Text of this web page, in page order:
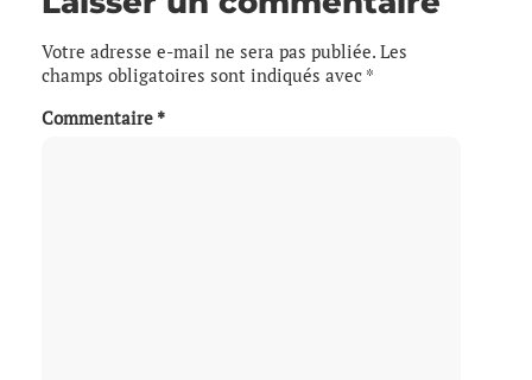
Votre adresse e-mail ne sera pas publiée. Les
champs obligatoires sont indiqués avec *
Commentaire *